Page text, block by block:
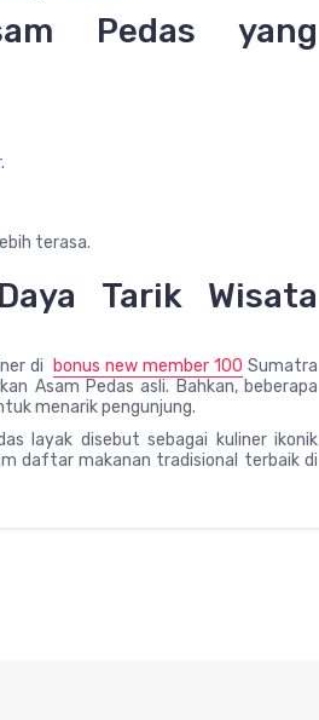
Pedas yang
terasa.
Tarik Wisata
di bonus new member 100 Sumatra
Asam Pedas asli. Bahkan, beberapa
menarik pengunjung.
layak disebut sebagai kuliner ikonik
daftar makanan tradisional terbaik di